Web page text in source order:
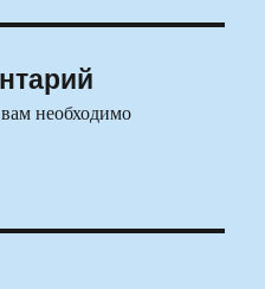
необходимо